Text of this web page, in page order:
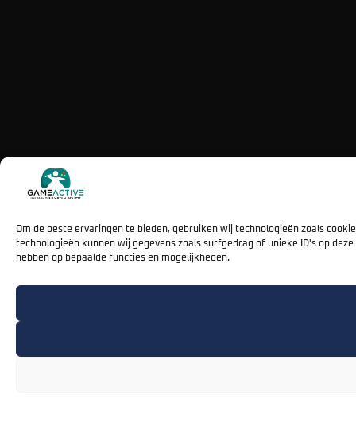
Om de beste ervaringen te bieden, gebruiken wij technologieën zoals
technologieën kunnen wij gegevens zoals surfgedrag of unieke ID's op
hebben op bepaalde functies en mogelijkheden.